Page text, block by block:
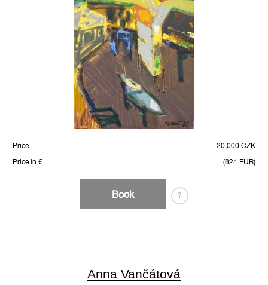
Price
20,000 CZK
Price in €
(824 EUR)
Book ?
Anna Vančátová